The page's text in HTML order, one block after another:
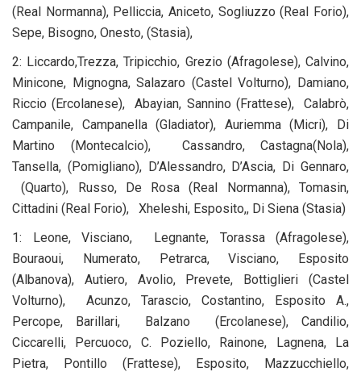
(Real Normanna), Pelliccia, Aniceto, Sogliuzzo (Real Forio),
Sepe, Bisogno, Onesto, (Stasia),
2: Liccardo,Trezza, Tripicchio, Grezio (Afragolese), Calvino,
Minicone, Mignogna, Salazaro (Castel Volturno), Damiano,
Riccio (Ercolanese), Abayian, Sannino (Frattese), Calabrò,
Campanile, Campanella (Gladiator), Auriemma (Micri), Di
Martino (Montecalcio), Cassandro, Castagna(Nola),
Tansella, (Pomigliano), D’Alessandro, D’Ascia, Di Gennaro,
(Quarto), Russo, De Rosa (Real Normanna), Tomasin,
Cittadini (Real Forio), Xheleshi, Esposito,, Di Siena (Stasia)
1: Leone, Visciano, Legnante, Torassa (Afragolese),
Bouraoui, Numerato, Petrarca, Visciano, Esposito
(Albanova), Autiero, Avolio, Prevete, Bottiglieri (Castel
Volturno), Acunzo, Tarascio, Costantino, Esposito A.,
Percope, Barillari, Balzano (Ercolanese), Candilio,
Ciccarelli, Percuoco, C. Poziello, Rainone, Lagnena, La
Pietra, Pontillo (Frattese), Esposito, Mazzucchiello,